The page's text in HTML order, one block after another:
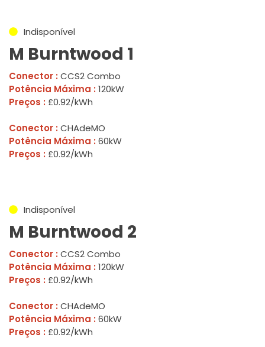
Indisponível
M Burntwood 1
Conector : CCS2 Combo
Potência Máxima : 120kW
Preços : £0.92/kWh
Conector : CHAdeMO
Potência Máxima : 60kW
Preços : £0.92/kWh
Indisponível
M Burntwood 2
Conector : CCS2 Combo
Potência Máxima : 120kW
Preços : £0.92/kWh
Conector : CHAdeMO
Potência Máxima : 60kW
Preços : £0.92/kWh